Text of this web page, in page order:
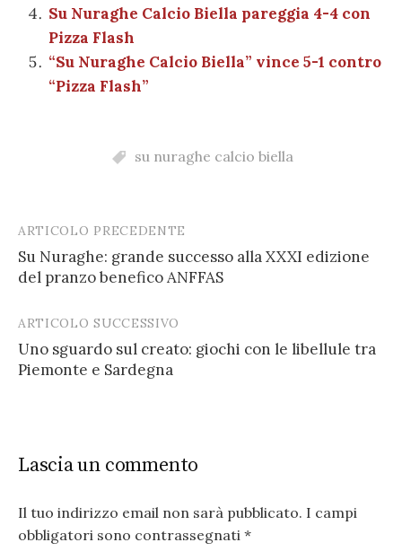
Su Nuraghe Calcio Biella pareggia 4-4 con
Pizza Flash
“Su Nuraghe Calcio Biella” vince 5-1 contro
“Pizza Flash”
su nuraghe calcio biella
Post
navigation
ARTICOLO PRECEDENTE
Su Nuraghe: grande successo alla XXXI edizione
del pranzo benefico ANFFAS
ARTICOLO SUCCESSIVO
Uno sguardo sul creato: giochi con le libellule tra
Piemonte e Sardegna
Lascia un commento
Il tuo indirizzo email non sarà pubblicato. I campi
obbligatori sono contrassegnati *